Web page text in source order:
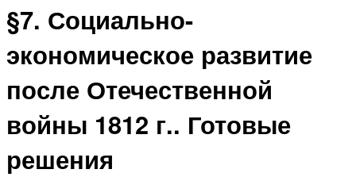
§7. Социально-
экономическое развитие
после Отечественной
войны 1812 г.. Готовые
решения